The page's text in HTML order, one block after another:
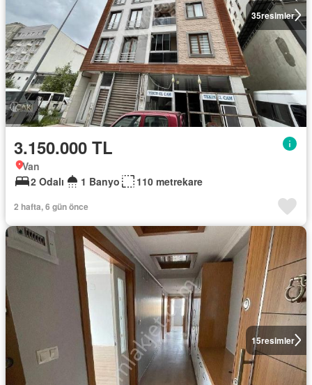
35resimler
3.150.000 TL
Van
2 Odalı
1 Banyo 110 metrekare
2 hafta, 6 gün önce
15resimler